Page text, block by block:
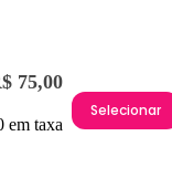
75,00
em taxa
Selecionar